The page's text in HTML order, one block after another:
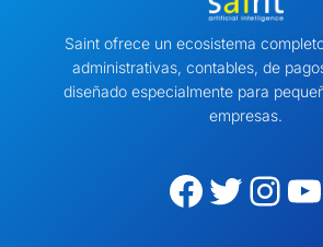
Saint ofrece un ecosistema
administrativas, contables, de
diseñado especialmente para
empresas.
Facebook Twitter Instagram YouTube